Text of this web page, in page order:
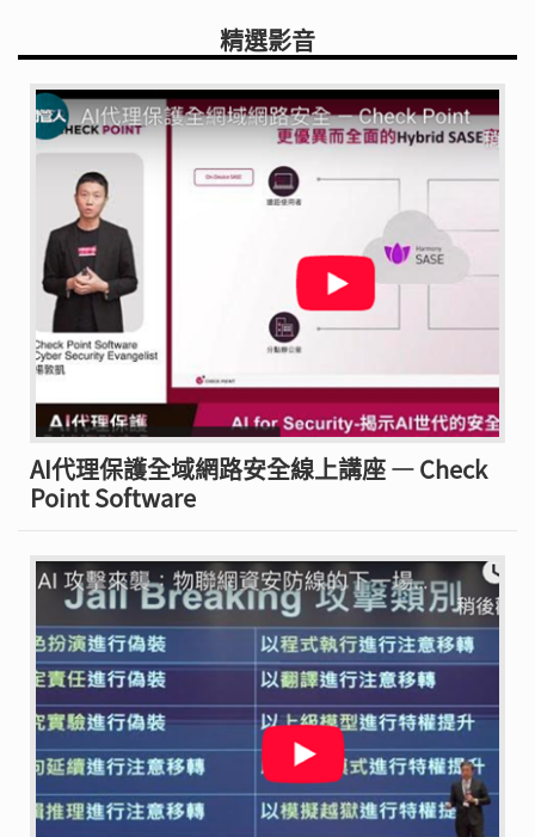
精選影音
AI代理保護全域網路安全線上講座 — Check
Point Software